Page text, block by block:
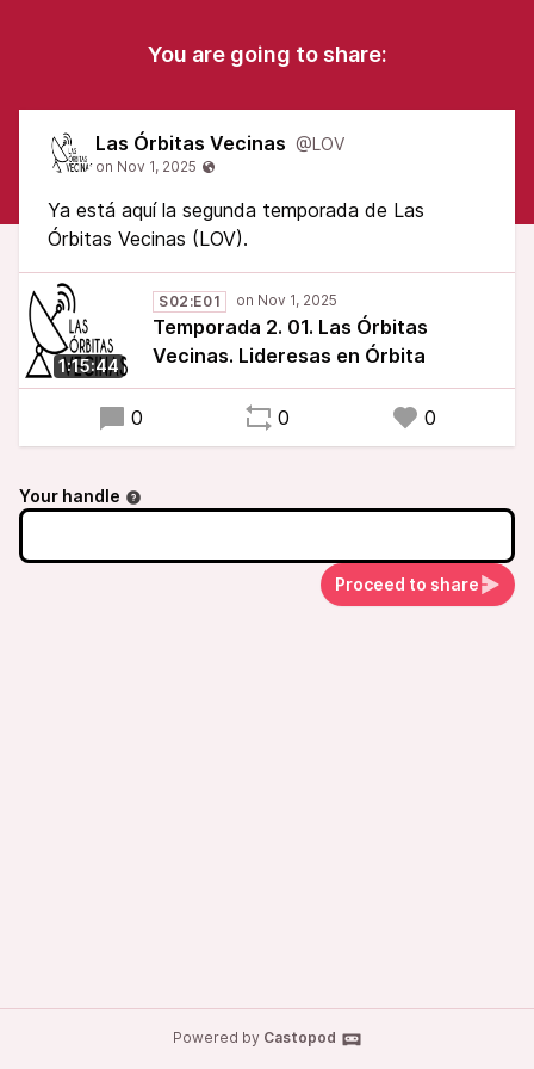
You are going to share:
Las Órbitas Vecinas @LOV
Ya está aquí la segunda temporada de Las
Órbitas Vecinas (LOV).
1:15:44
S02:E01
Temporada 2. 01. Las Órbitas
Vecinas. Lideresas en Órbita
0 0 0
Your handle
Proceed to share
Powered by Castopod